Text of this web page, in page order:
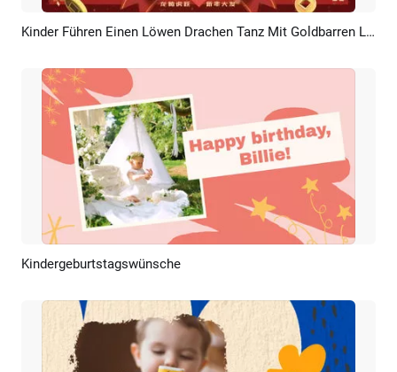
Vorschau Anpassen Kinder Führen Einen Löwen Drachen Tanz Mit Goldbarren Laternen Auf Und Stellen Ein Frohes Neues Jahr Vor
Vorschau
Kindergeburtstagswünsche